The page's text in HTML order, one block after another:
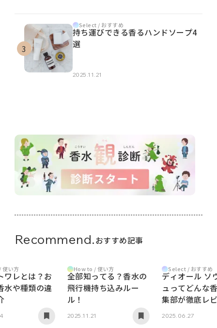
Select / おすすめ
持ち運びできる香るハンドソープ4
選
2025.11.21
Recommend.おすすめ記事
使い方
ワレとは？お
水や種類の違
How to / 使い方
全部知ってる？香水の
飛行機持ち込みルー
ル！
2025.11.21
Select / おすすめ
ディオール ソ
ュってどんな
集部が徹底レ
2025.06.27